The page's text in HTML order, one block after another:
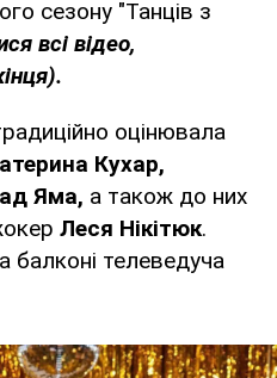
сезону "Танців з
всі відео,
оцінювала
Кухар,
Яма, а також до них
Леся Нікітюк.
балконі телеведуча